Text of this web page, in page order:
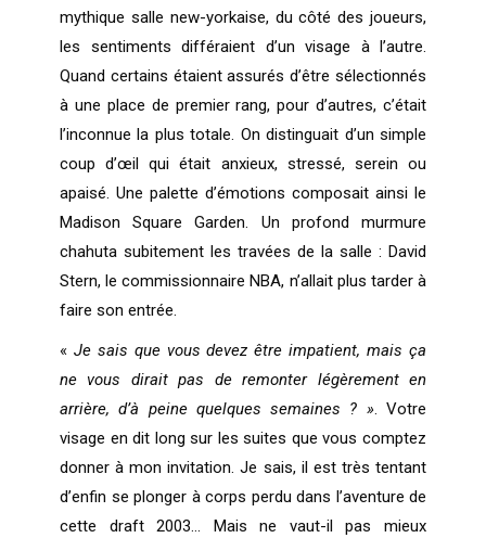
mythique salle new-yorkaise, du côté des joueurs,
les sentiments différaient d’un visage à l’autre.
Quand certains étaient assurés d’être sélectionnés
à une place de premier rang, pour d’autres, c’était
l’inconnue la plus totale. On distinguait d’un simple
coup d’œil qui était anxieux, stressé, serein ou
apaisé. Une palette d’émotions composait ainsi le
Madison Square Garden. Un profond murmure
chahuta subitement les travées de la salle : David
Stern, le commissionnaire NBA, n’allait plus tarder à
faire son entrée.
« Je sais que vous devez être impatient, mais ça
ne vous dirait pas de remonter légèrement en
arrière, d’à peine quelques semaines ? ». Votre
visage en dit long sur les suites que vous comptez
donner à mon invitation. Je sais, il est très tentant
d’enfin se plonger à corps perdu dans l’aventure de
cette draft 2003… Mais ne vaut-il pas mieux